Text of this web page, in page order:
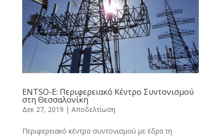
ENTSO-E: Περιφερειακό Κέντρο Συντονισμού
στη Θεσσαλονίκη
Δεκ 27, 2019 | Αποδελτίωση
Περιφερειακό κέντρο συντονισμού με έδρα τη